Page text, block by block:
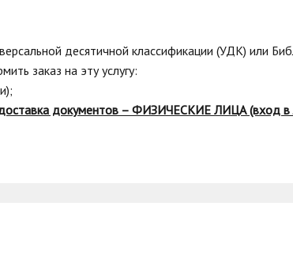
десятичной классификации (УДК) или
заказ на эту услугу:
документов – ФИЗИЧЕСКИЕ ЛИЦА (вход в